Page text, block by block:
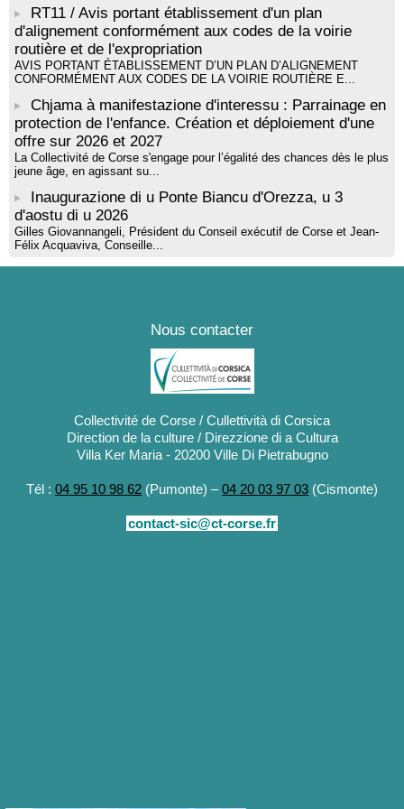
RT11 / Avis portant établissement d'un plan
d'alignement conformément aux codes de la voirie
routière et de l'expropriation
AVIS PORTANT ÉTABLISSEMENT D’UN PLAN D’ALIGNEMENT
CONFORMÉMENT AUX CODES DE LA VOIRIE ROUTIÈRE E...
Chjama à manifestazione d'interessu : Parrainage en
protection de l'enfance. Création et déploiement d'une
offre sur 2026 et 2027
La Collectivité de Corse s'engage pour l’égalité des chances dès le plus
jeune âge, en agissant su...
Inaugurazione di u Ponte Biancu d'Orezza, u 3
d'aostu di u 2026
Gilles Giovannangeli, Président du Conseil exécutif de Corse et Jean-
Félix Acquaviva, Conseille...
Nous contacter
Collectivité de Corse / Cullettività di Corsica
Direction de la culture / Direzzione di a Cultura
Villa Ker Maria - 20200 Ville Di Pietrabugno
Tél : 04 95 10 98 62 (Pumonte) –04 20 03 97 03 (Cismonte)
contact-sic@ct-corse.fr